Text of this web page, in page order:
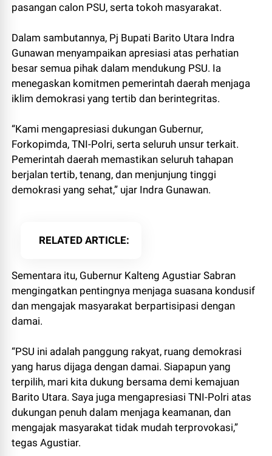
pasangan calon PSU, serta tokoh masyarakat.
Dalam sambutannya, Pj Bupati Barito Utara Indra
Gunawan menyampaikan apresiasi atas perhatian
besar semua pihak dalam mendukung PSU. Ia
menegaskan komitmen pemerintah daerah menjaga
iklim demokrasi yang tertib dan berintegritas.
“Kami mengapresiasi dukungan Gubernur,
Forkopimda, TNI-Polri, serta seluruh unsur terkait.
Pemerintah daerah memastikan seluruh tahapan
berjalan tertib, tenang, dan menjunjung tinggi
demokrasi yang sehat,” ujar Indra Gunawan.
RELATED ARTICLE
Sementara itu, Gubernur Kalteng Agustiar Sabran
mengingatkan pentingnya menjaga suasana kondusif
dan mengajak masyarakat berpartisipasi dengan
damai.
“PSU ini adalah panggung rakyat, ruang demokrasi
yang harus dijaga dengan damai. Siapapun yang
terpilih, mari kita dukung bersama demi kemajuan
Barito Utara. Saya juga mengapresiasi TNI-Polri atas
dukungan penuh dalam menjaga keamanan, dan
mengajak masyarakat tidak mudah terprovokasi,”
tegas Agustiar.